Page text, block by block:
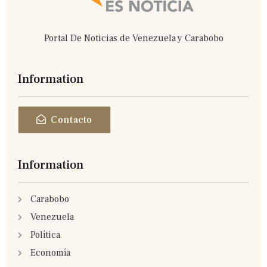
Portal De Noticias de Venezuela y Carabobo
Information
Contacto
Information
Carabobo
Venezuela
Política
Economía